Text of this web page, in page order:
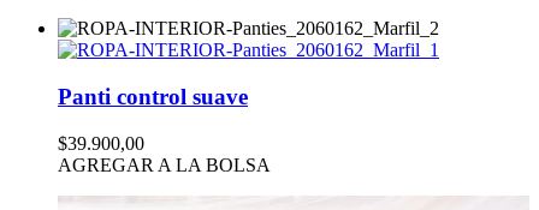
Panti control suave
$39.900,00
AGREGAR A LA BOLSA